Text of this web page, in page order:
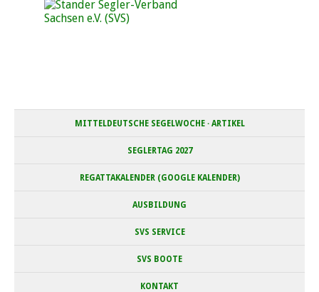
MITTELDEUTSCHE SEGELWOCHE · ARTIKEL
SEGLERTAG 2027
REGATTAKALENDER (GOOGLE KALENDER)
AUSBILDUNG
SVS SERVICE
SVS BOOTE
KONTAKT